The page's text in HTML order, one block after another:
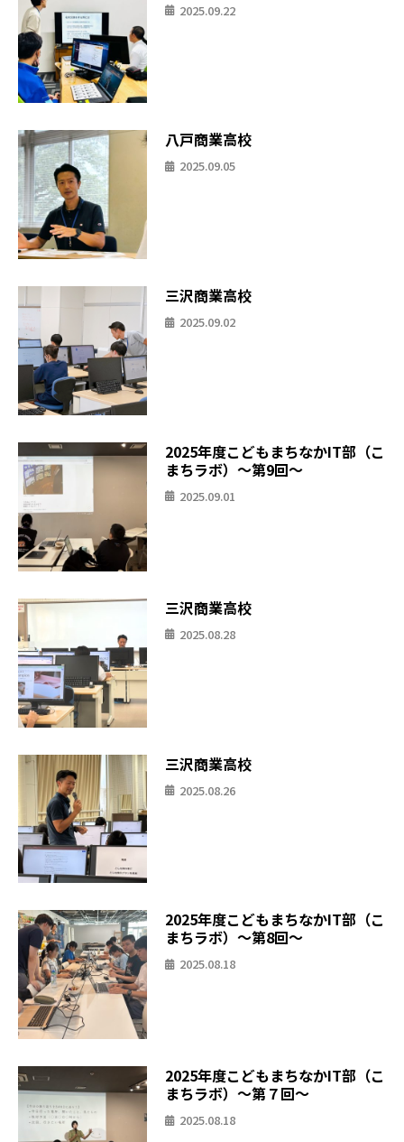
2025.09.22
八戸商業高校
2025.09.05
三沢商業高校
2025.09.02
2025年度こどもまちなかIT部（こ
まちラボ）〜第9回〜
2025.09.01
三沢商業高校
2025.08.28
三沢商業高校
2025.08.26
2025年度こどもまちなかIT部（こ
まちラボ）〜第8回〜
2025.08.18
2025年度こどもまちなかIT部（こ
まちラボ）〜第７回〜
2025.08.18